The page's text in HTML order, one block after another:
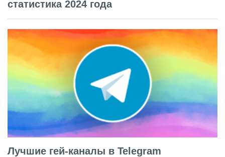
статистика 2024 года
Лучшие гей-каналы в Telegram